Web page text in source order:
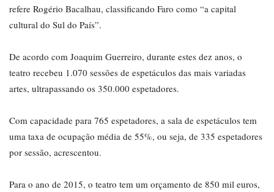
refere Rogério Bacalhau, classificando Faro como “a capital
cultural do Sul do País”.
De acordo com Joaquim Guerreiro, durante estes dez anos, o
teatro recebeu 1.070 sessões de espetáculos das mais variadas
artes, ultrapassando os 350.000 espetadores.
Com capacidade para 765 espetadores, a sala de espetáculos tem
uma taxa de ocupação média de 55%, ou seja, de 335 espetadores
por sessão, acrescentou.
Para o ano de 2015, o teatro tem um orçamento de 850 mil euros,